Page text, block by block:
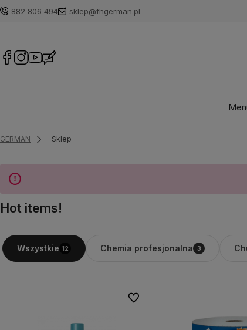
882 806 494 sklep@fhgerman.pl
GERMAN Sklep
Hot items!
Wszystkie 12 Chemia profesjonalna 3
Do ulubionych